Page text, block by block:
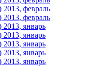
2013, февраль
2013, февраль
январь
январь
январь
январь
январь